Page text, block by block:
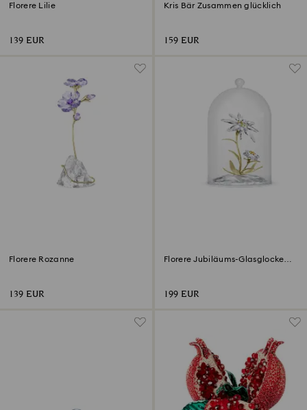
Florere Lilie
139 EUR
Kris Bär Zusammen glücklich
159 EUR
Florere Rozanne
139 EUR
Florere Jubiläums-Glasglocke
199 EUR